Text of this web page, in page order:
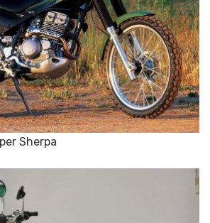
Sherpa